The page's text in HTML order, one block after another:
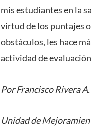
mis estudiantes en la
virtud de los puntajes
obstáculos, les hace
actividad de
Por Francisco Rivera A.
Unidad de